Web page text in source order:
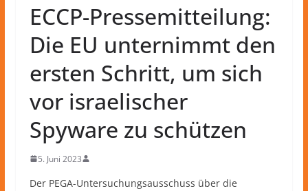
ECCP-Pressemitteilung:
Die EU unternimmt den
ersten Schritt, um sich
vor israelischer
Spyware zu schützen
5. Juni 2023
Der PEGA-Untersuchungsausschuss über die